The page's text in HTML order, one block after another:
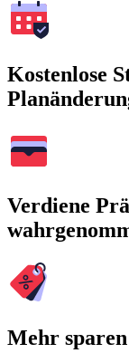
Kostenlose
Verdiene
Mehr